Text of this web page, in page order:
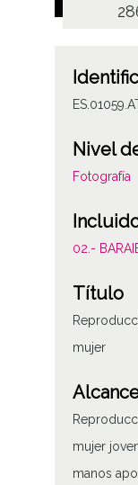
Nivel
Fotografía
02.-
Título
mujer
mujer
manos